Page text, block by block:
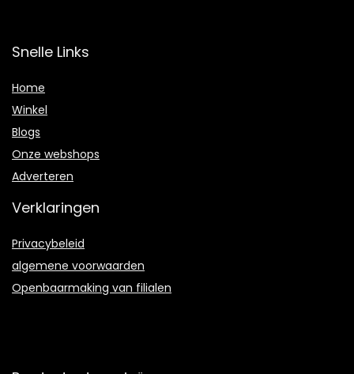
Snelle Links
Home
Winkel
Blogs
Onze webshops
Adverteren
Verklaringen
Privacybeleid
algemene voorwaarden
Openbaarmaking van filialen